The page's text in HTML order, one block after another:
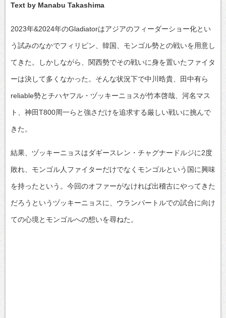
Text by Manabu Takashima
2023年&2024年のGladiatorはアジアのフィーダーショー化とい
う試みのなかでフィリピン、韓国、モンゴル勢との戦いを用意し
てきた。しかしながら、関西勢でその戦いに身を置いたファイタ
ーは決して多くなかった。そんな状況下で中川晧貴、田中有ら
reliable勢とチハヤフル・ヅッキーニョスが竹本啓哉、河名マス
ト、神田T800周一らと強さだけを追求する厳しい戦いに挑んで
きた。
結果、ヅッキーニョスはダギースレン・チャグナードルジに2度
敗れ、モンゴル人ファイターだけでなくモンゴルという国に興味
を持ったという。今回のオファーがなければ出稽古にやってきた
だろうというヅッキーニョスに、ウランバートルでの試合に向け
ての心境とモンゴルへの想いを尋ねた。